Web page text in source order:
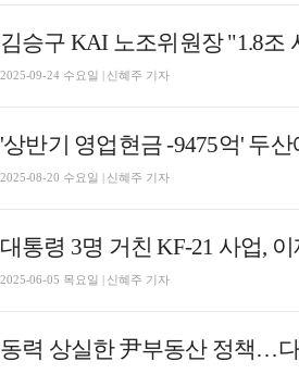
김승구 KAI 노조위원장 "1.8조
2025-09-24 수요일 | 신혜주 기자
'상반기 영업현금 -9475억' 두
2025-08-20 수요일 | 신혜주 기자
대통령 3명 거친 KF-21 사업,
2025-06-05 목요일 | 신혜주 기자
동력 상실한 尹부동산 정책…